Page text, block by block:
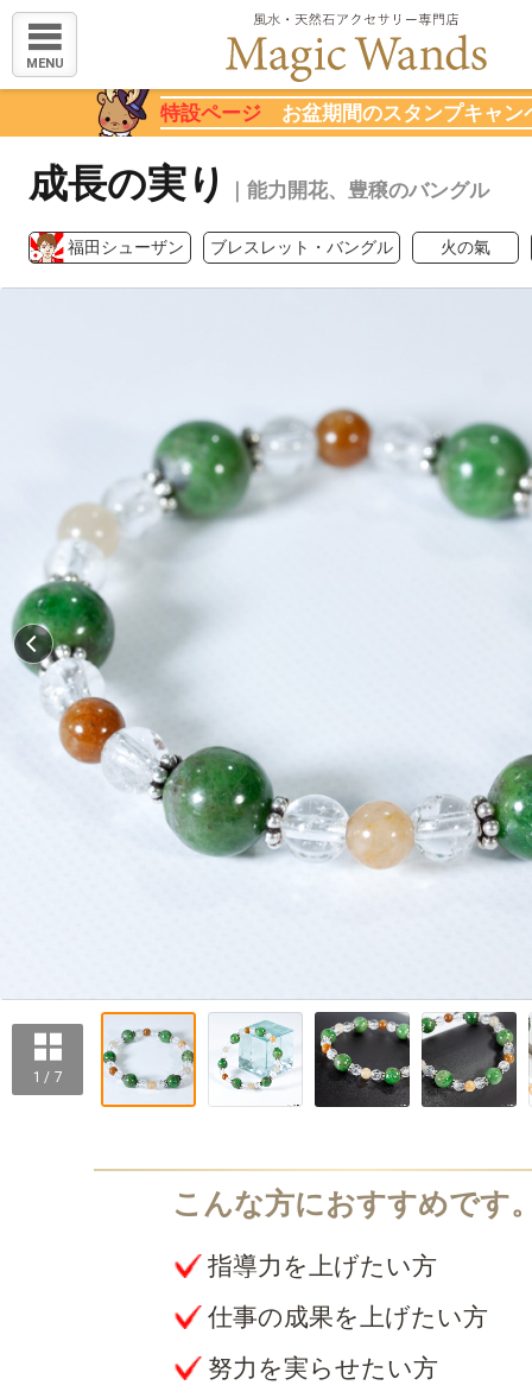
MENU
特設ページ お盆期間のスタンプキャン
成長の実り ｜能力開花、豊穣のバングル
福田シューザン ブレスレット・バングル 火の氣
1 / 7
指導力を上げたい方
仕事の成果を上げたい方
努力を実らせたい方